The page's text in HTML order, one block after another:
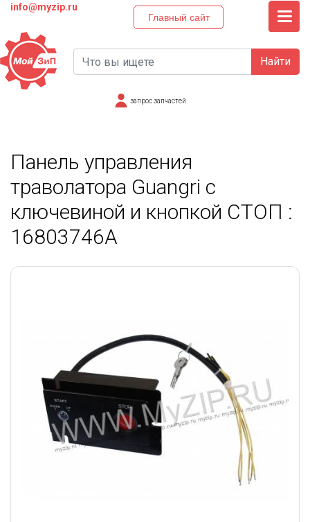
info@myzip.ru
Главный сайт
Найти
запрос запчастей
Панель управления
траволатора Guangri с
ключевиной и кнопкой СТОП :
16803746A